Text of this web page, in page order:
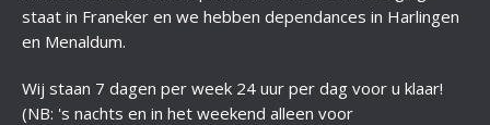
staat in Franeker en we hebben dependances in Harlingen
en Menaldum.
Wij staan 7 dagen per week 24 uur per dag voor u klaar!
(NB: 's nachts en in het weekend alleen voor